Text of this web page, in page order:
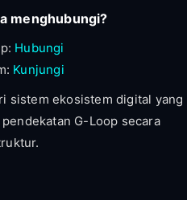
menghubungi?
Hubungi
Kunjungi
sistem ekosistem digital yang
G-Loop secara